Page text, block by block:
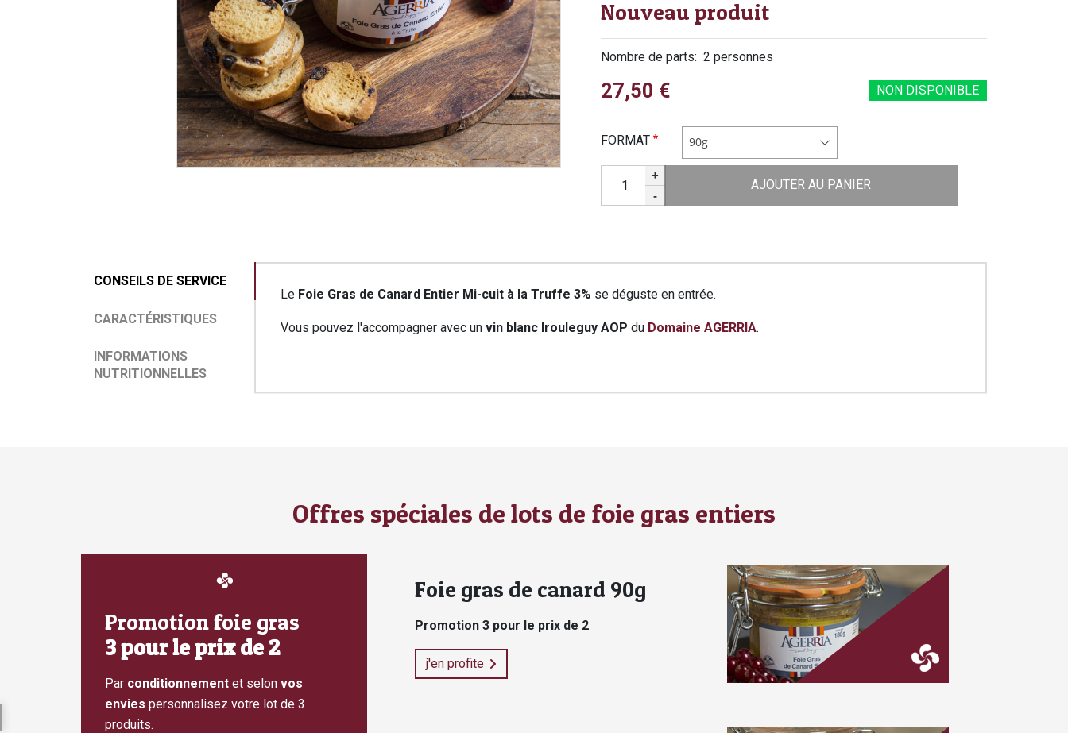
Nouveau produit
Nombre de parts 2 personnes
27,50 € NON DISPONIBLE
FORMAT 90g
Quantité
-
+
CONSEILS DE SERVICE
CARACTÉRISTIQUES
INFORMATIONS
NUTRITIONNELLES
de
service
Le Foie Gras de Canard Entier Mi-cuit à la Truffe 3% se déguste en entrée.
Vous pouvez l'accompagner avec un vin blanc Irouleguy AOP du Domaine AGERRIA.
Offres spéciales de lots de foie gras entiers
Promotion foie gras
3 pour le prix de 2
Par conditionnement et selon vos
envies personnalisez votre lot de 3
produits.
Foie gras de canard 90g
Promotion 3 pour le prix de 2
j'en profite